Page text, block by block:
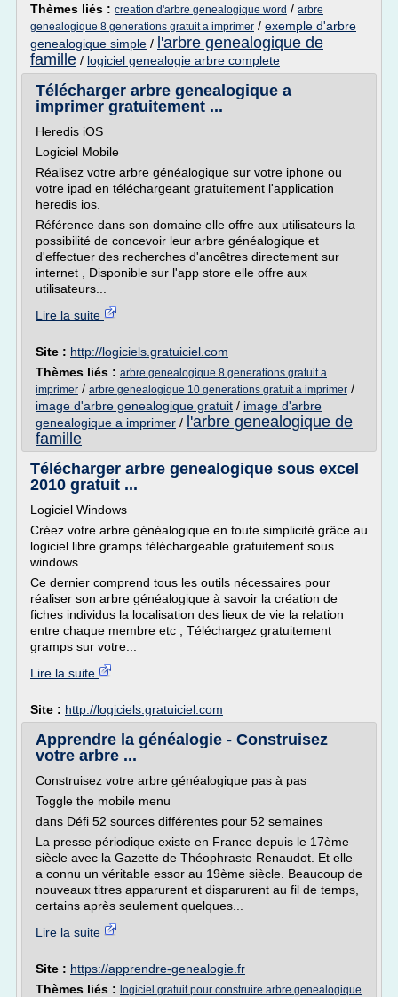
Thèmes liés : creation d'arbre genealogique word / arbre
genealogique 8 generations gratuit a imprimer / exemple d'arbre
genealogique simple / l'arbre genealogique de
famille / logiciel genealogie arbre complete
Télécharger arbre genealogique a
imprimer gratuitement ...
Heredis iOS
Logiciel Mobile
Réalisez votre arbre généalogique sur votre iphone ou
votre ipad en téléchargeant gratuitement l'application
heredis ios.
Référence dans son domaine elle offre aux utilisateurs la
possibilité de concevoir leur arbre généalogique et
d'effectuer des recherches d'ancêtres directement sur
internet , Disponible sur l'app store elle offre aux
utilisateurs...
Lire la suite
Site : http://logiciels.gratuiciel.com
Thèmes liés : arbre genealogique 8 generations gratuit a
imprimer / arbre genealogique 10 generations gratuit a imprimer /
image d'arbre genealogique gratuit / image d'arbre
genealogique a imprimer / l'arbre genealogique de
famille
Télécharger arbre genealogique sous excel
2010 gratuit ...
Logiciel Windows
Créez votre arbre généalogique en toute simplicité grâce au
logiciel libre gramps téléchargeable gratuitement sous
windows.
Ce dernier comprend tous les outils nécessaires pour
réaliser son arbre généalogique à savoir la création de
fiches individus la localisation des lieux de vie la relation
entre chaque membre etc , Téléchargez gratuitement
gramps sur votre...
Lire la suite
Site : http://logiciels.gratuiciel.com
Apprendre la généalogie - Construisez
votre arbre ...
Construisez votre arbre généalogique pas à pas
Toggle the mobile menu
dans Défi 52 sources différentes pour 52 semaines
La presse périodique existe en France depuis le 17ème
siècle avec la Gazette de Théophraste Renaudot. Et elle
a connu un véritable essor au 19ème siècle. Beaucoup de
nouveaux titres apparurent et disparurent au fil de temps,
certains après seulement quelques...
Lire la suite
Site : https://apprendre-genealogie.fr
Thèmes liés : logiciel gratuit pour construire arbre genealogique